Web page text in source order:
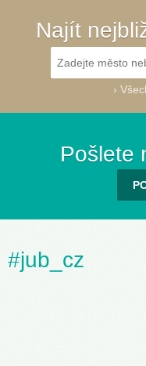
Najít
›
Pošlete
#jub_cz